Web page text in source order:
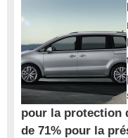
pour la protection
de 71% pour la